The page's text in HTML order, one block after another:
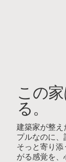
建築家が整
プルなのに
そっと寄り
がる感覚を、
この
る。